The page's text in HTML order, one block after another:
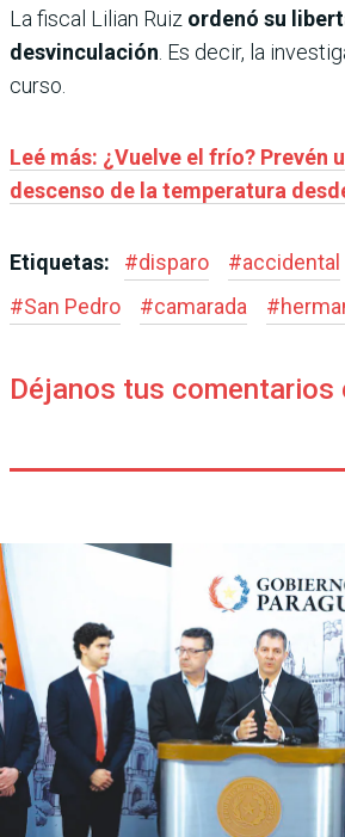
La fiscal Lilian Ruiz ordenó su
desvinculación. Es decir, la
curso.
Leé más: ¿Vuelve el frío? Prevén
descenso de la temperatura
Etiquetas: #disparo #accidental
#San Pedro #camarada #
Déjanos tus comentarios